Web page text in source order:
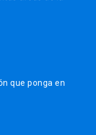
que ponga en